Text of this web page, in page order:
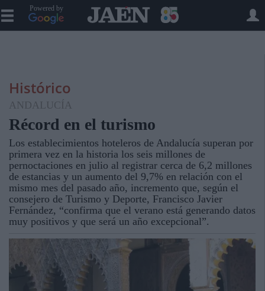
Powered by
Histórico
ANDALUCÍA
Récord en el turismo
Los establecimientos hoteleros de Andalucía superan por
primera vez en la historia los seis millones de
pernoctaciones en julio al registrar cerca de 6,2 millones
de estancias y un aumento del 9,7% en relación con el
mismo mes del pasado año, incremento que, según el
consejero de Turismo y Deporte, Francisco Javier
Fernández, “confirma que el verano está generando datos
muy positivos y que será un año excepcional”.